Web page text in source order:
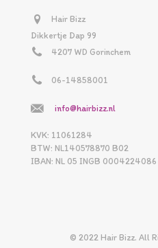
Hair Bizz
Dikkertje Dap 99
4207 WD Gorinchem
06-14858001
info@hairbizz.nl
KVK: 11061284
BTW: NL140578870 B02
IBAN: NL 05 INGB 0004224086
© 2022 Hair Bizz. All